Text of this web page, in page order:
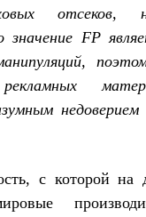
значение FP
с которой на